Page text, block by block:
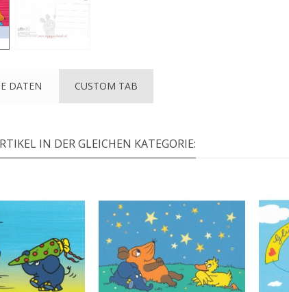
DATEN CUSTOM TAB
IN DER GLEICHEN KATEGORIE: